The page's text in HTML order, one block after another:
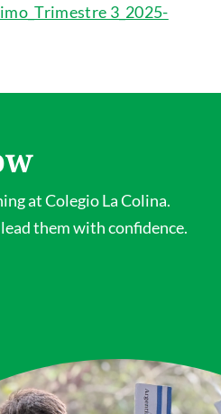
3_2025-
at Colegio La Colina.
them with confidence.